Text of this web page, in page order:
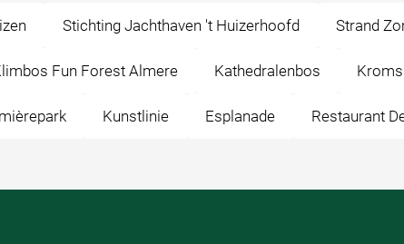
Stichting Jachthaven 't Huizerhoofd Strand
Fun Forest Almere Kathedralenbos
Kunstlinie Esplanade Restaurant